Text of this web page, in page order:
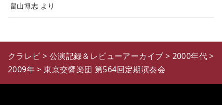
畠山博志 より
クラレビ > 公演記録＆レビューアーカイブ > 2000年代>
2009年>東京交響楽団 第564回定期演奏会